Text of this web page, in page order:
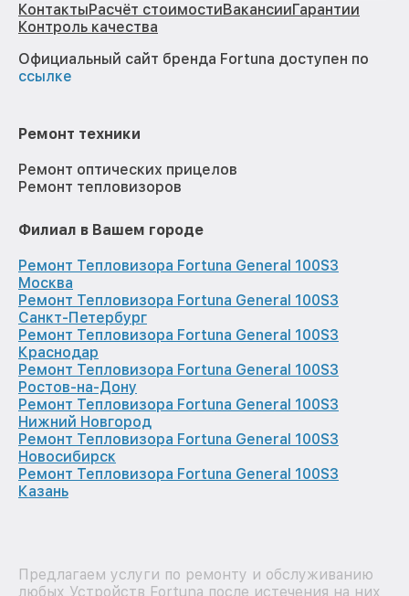
КонтактыРасчёт стоимостиВакансииГарантии
Контроль качества
Официальный сайт бренда Fortuna доступен по
ссылке
Ремонт техники
Ремонт оптических прицелов
Ремонт тепловизоров
Филиал в Вашем городе
Ремонт Тепловизора Fortuna General 100S3
Москва
Ремонт Тепловизора Fortuna General 100S3
Санкт-Петербург
Ремонт Тепловизора Fortuna General 100S3
Краснодар
Ремонт Тепловизора Fortuna General 100S3
Ростов-на-Дону
Ремонт Тепловизора Fortuna General 100S3
Нижний Новгород
Ремонт Тепловизора Fortuna General 100S3
Новосибирск
Ремонт Тепловизора Fortuna General 100S3
Казань
Предлагаем услуги по ремонту и обслуживанию
любых Устройств Fortuna после истечения на них